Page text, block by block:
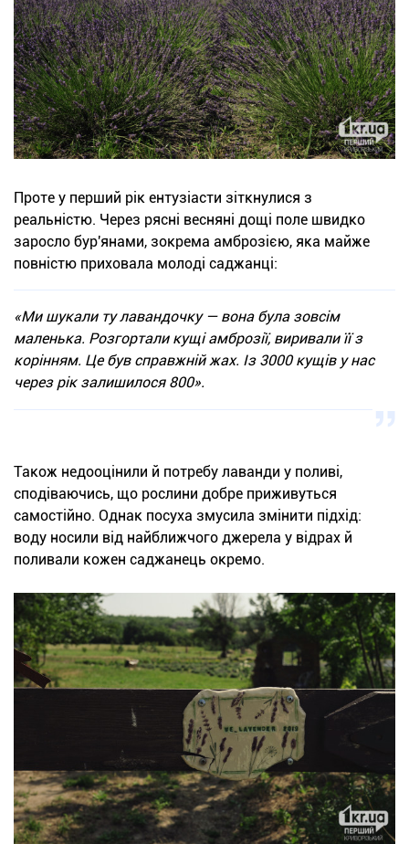
Проте у перший рік ентузіасти зіткнулися з
реальністю. Через рясні весняні дощі поле швидко
заросло бур'янами, зокрема амброзією, яка майже
повністю приховала молоді саджанці:
«Ми шукали ту лавандочку — вона була зовсім
маленька. Розгортали кущі амброзії, виривали її з
корінням. Це був справжній жах. Із 3000 кущів у нас
через рік залишилося 800».
Також недооцінили й потребу лаванди у поливі,
сподіваючись, що рослини добре приживуться
самостійно. Однак посуха змусила змінити підхід:
воду носили від найближчого джерела у відрах й
поливали кожен саджанець окремо.